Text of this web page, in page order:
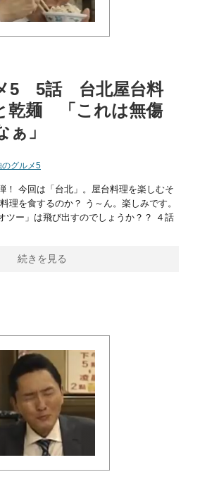
5 5話 台北屋台料
乾麺 「これは無傷
」
のグルメ5
！ 今回は「台北」。屋台料理を楽しむそ
理を食するのか？ う～ん。楽しみです。
ツー」は飛び出すのでしょうか？？ ４話
続きを見る